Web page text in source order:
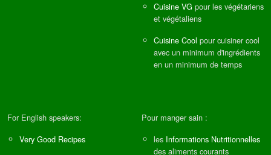
Cuisine VG pour les végétariens
et végétaliens
Cuisine Cool pour cuisiner cool
avec un minimum d'ingrédients
en un minimum de temps
For English speakers:
Very Good Recipes
Pour manger sain :
les Informations Nutritionnelles
des aliments courants